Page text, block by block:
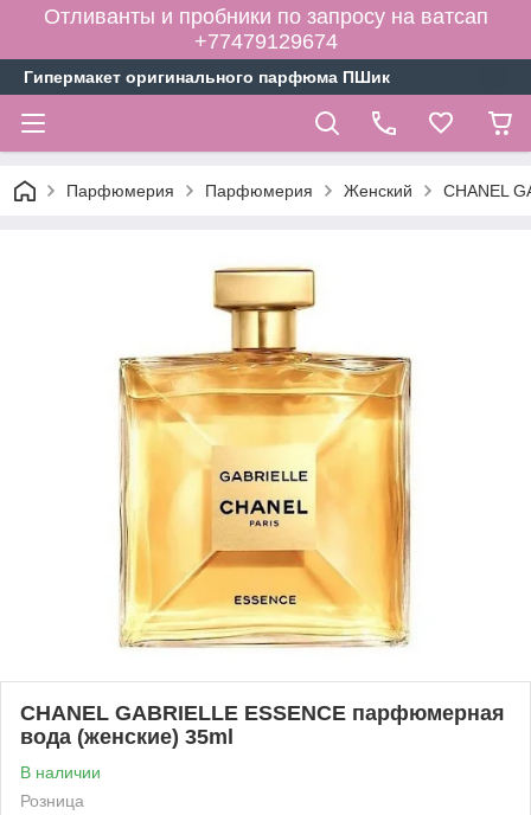
Отливанты и пробники по запросу на ватсап
+77479129674
Гипермакет оригинального парфюма ПШик
Парфюмерия Парфюмерия Женский CHANEL
CHANEL GABRIELLE ESSENCE парфюмерная
вода (женские) 35ml
В наличии
Розница